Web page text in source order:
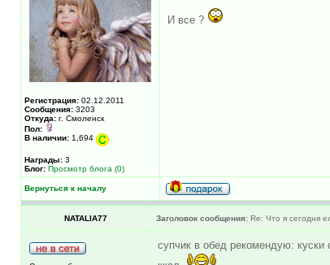
Регистрация: 02.12.2011
Сообщения: 3203
Откуда: г. Смоленск
Пол:
В наличии: 1,694
Награды: 3
Блог: Просмотр блога (0)
И все ?
Вернуться к началу
NATALIA77 Заголовок сообщения: Re: Что я сегодня
супчик в обед рекомендую: куски